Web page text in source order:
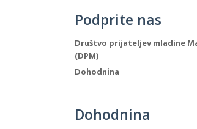
Podprite nas
Društvo prijateljev mladine
(DPM)
Dohodnina
Dohodnina